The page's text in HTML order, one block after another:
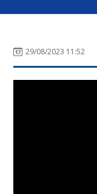
29/08/2023 11:52